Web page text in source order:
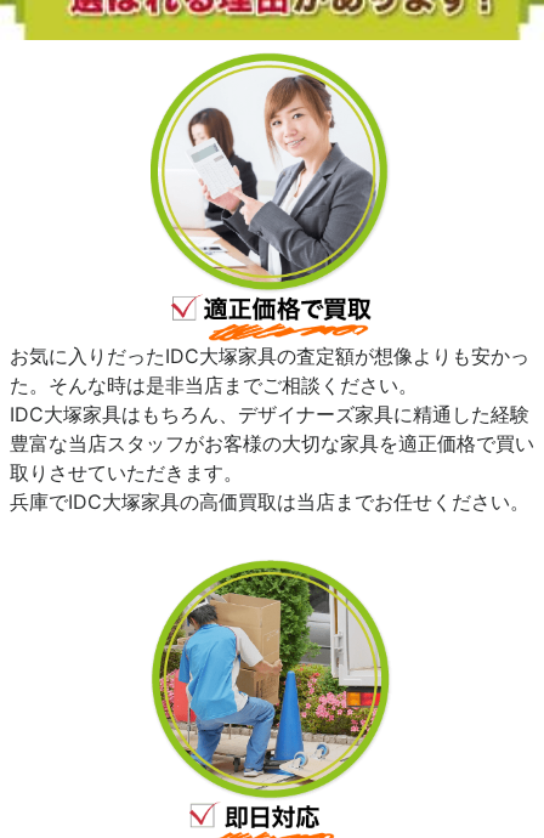
お気に入りだったIDC大塚家具の査定額が想像よりも安かっ
た。そんな時は是非当店までご相談ください。
IDC大塚家具はもちろん、デザイナーズ家具に精通した経験
豊富な当店スタッフがお客様の大切な家具を適正価格で買い
取りさせていただきます。
兵庫でIDC大塚家具の高価買取は当店までお任せください。